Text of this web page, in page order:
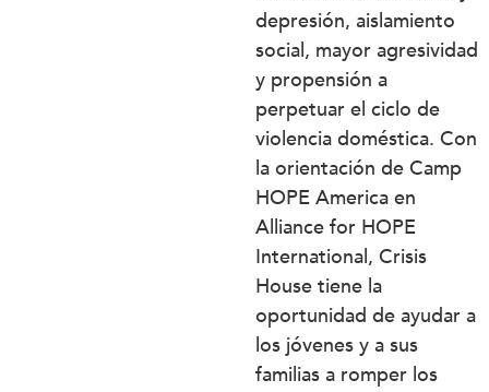
depresión, aislamiento
social, mayor agresividad
y propensión a
perpetuar el ciclo de
violencia doméstica. Con
la orientación de Camp
HOPE America en
Alliance for HOPE
International, Crisis
House tiene la
oportunidad de ayudar a
los jóvenes y a sus
familias a romper los